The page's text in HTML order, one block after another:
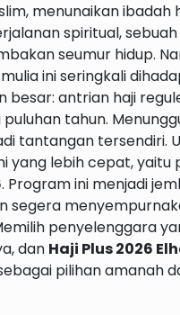
menunaikan ibadah
spiritual,
seumur hidup.
ini seringkali
besar: antrian haji
tahun.
tantangan tersendiri.
yang lebih cepat, yaitu
. Program ini menjadi
segera
penyelenggara
dan Haji Plus 2026
pilihan amanah